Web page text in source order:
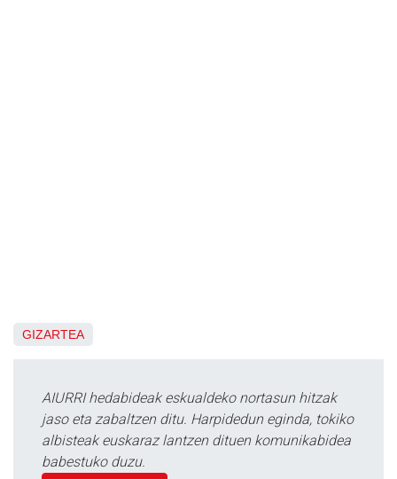
GIZARTEA
AIURRI hedabideak eskualdeko nortasun hitzak
jaso eta zabaltzen ditu. Harpidedun eginda, tokiko
albisteak euskaraz lantzen dituen komunikabidea
babestuko duzu.